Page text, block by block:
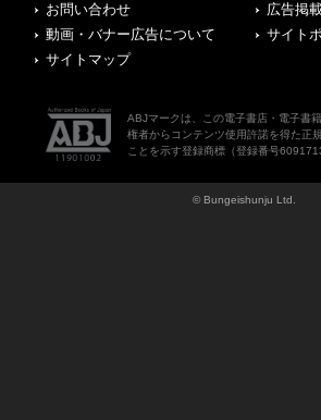
お問い合わせ
広告掲
動画・バナー広告について
サイト
サイトマップ
ABJマークは、この電子書店・電子書
権者からコンテンツ使用許諾を得た正
ことを示す登録商標（登録番号
© Bungeishunju Ltd.